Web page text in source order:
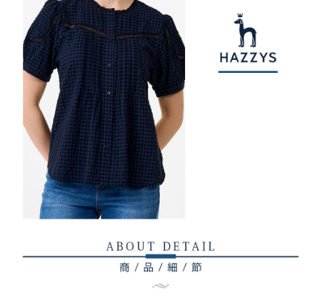
權轉讓予恩沛科技股份有限公司。
２．關於個人資料處理事宜，請瀏覽以下網址：
https://aftee.tw/terms/#terms3
３．未成年的使用者請事先徵得法定代理人或監護人之同意方可使用
「AFTEE先享後付」，若未經同意申辦者引起之損失，本公司不負相關責
任。
４．使用「AFTEE先享後付」時，將依據個別帳號之用戶狀況，依本公司即
時審查核予不同之上限額度；若仍有額度不足之情形，本公司將視審查結果
請求用戶進行身份認證。
５．嚴禁一人註冊多個帳號或使用他人資訊註冊。若發現惡意使用之情形，
恩沛科技股份有限公司將有權停止該用戶之使用額度並採取法律行動。
付款後7-11取貨
免運費
宅配
免運費
離島宅配
免運費